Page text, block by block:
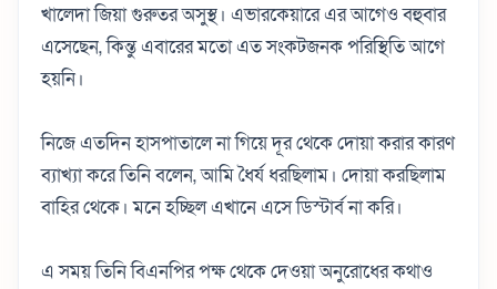
খালেদা জিয়া গুরুতর অসুস্থ। এভারকেয়ারে এর আগেও বহুবার
এসেছেন, কিন্তু এবারের মতো এত সংকটজনক পরিস্থিতি আগে
হয়নি।
নিজে এতদিন হাসপাতালে না গিয়ে দূর থেকে দোয়া করার কারণ
ব্যাখ্যা করে তিনি বলেন, আমি ধৈর্য ধরছিলাম। দোয়া করছিলাম
বাহির থেকে। মনে হচ্ছিল এখানে এসে ডিস্টার্ব না করি।
এ সময় তিনি বিএনপির পক্ষ থেকে দেওয়া অনুরোধের কথাও